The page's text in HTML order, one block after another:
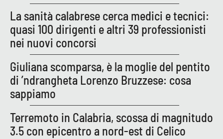
Storie
LAC
NETWORK
Lacplay.it
Lactv.it
Laconair.it
La sanità calabrese cerca medici e tecnici:
quasi 100 dirigenti e altri 39 professionisti
nei nuovi concorsi
Giuliana scomparsa, è la moglie del pentito
di ’ndrangheta Lorenzo Bruzzese: cosa
sappiamo
Terremoto in Calabria, scossa di magnitudo
3.5 con epicentro a nord-est di Celico